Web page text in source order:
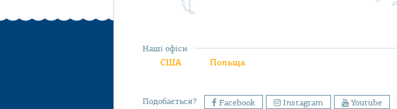
Наші офіси
США Польща
Подобається? Facebook Instagram Youtube